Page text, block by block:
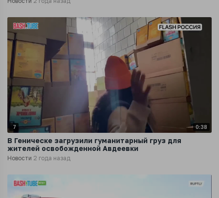
7 0:38
В Геническе загрузили гуманитарный груз для
жителей освобожденной Авдеевки
Новости 2 года назад